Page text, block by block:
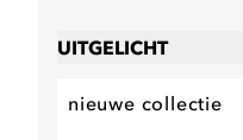
UITGELICHT
nieuwe collectie